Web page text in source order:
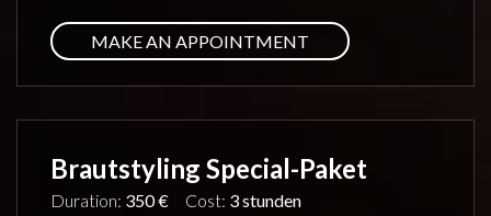
MAKE AN APPOINTMENT
Brautstyling Special-Paket
Duration: 350 € Cost: 3 stunden